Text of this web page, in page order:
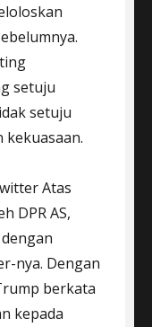
setuju
setuju
kekuasaan.
Atas
DPR AS,
nya. Dengan
berkata
kepada